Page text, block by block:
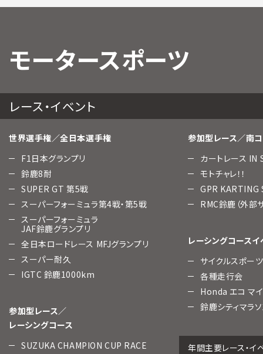
モータースポーツ
レース・イベント
世界選手権／全日本選手権
F1日本グランプリ
鈴鹿8耐
SUPER GT 第5戦
スーパーフォーミュラ第4戦・第5戦
スーパーフォーミュラ
JAF鈴鹿グランプリ
全日本ロードレース MFJグランプリ
スーパー耐久
IGTC 鈴鹿1000km
参加型レース／
レーシングコース
SUZUKA CHAMPION CUP RACE
参加型レース／南
カートレース IN
モトチャレ！！
GPR KARTING
RMC鈴鹿（外部
レーシングコースイ
サイクルスポーツ
各種走行会
Honda エコ マ
鈴鹿シティマラソ
年間主要レース・イ